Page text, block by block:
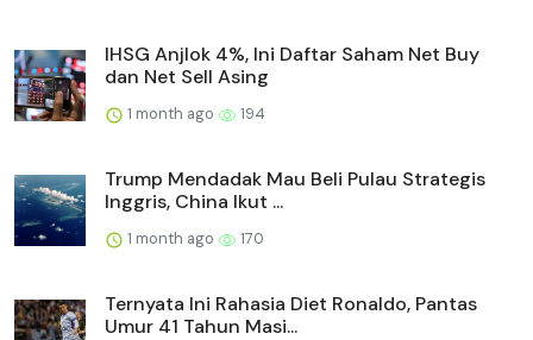
IHSG Anjlok 4%, Ini Daftar Saham Net Buy
dan Net Sell Asing
1 month ago 194
Trump Mendadak Mau Beli Pulau Strategis
Inggris, China Ikut ...
1 month ago 170
Ternyata Ini Rahasia Diet Ronaldo, Pantas
Umur 41 Tahun Masi...